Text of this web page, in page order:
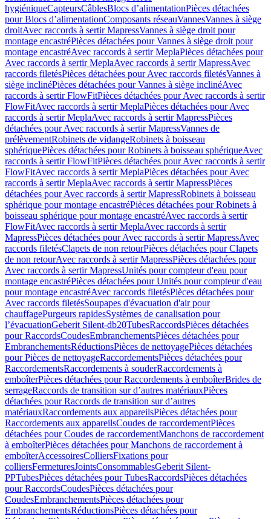
hygiéniqueCapteursCâblesBlocs d’alimentationPièces détachées
pour Blocs d’alimentationComposants réseauVannesVannes à siège
droitAvec raccords à sertir MapressVannes à siège droit pour
montage encastréPièces détachées pour Vannes à siège droit pour
montage encastréAvec raccords à sertir MeplaPièces détachées pour
Avec raccords à sertir MeplaAvec raccords à sertir MapressAvec
raccords filetésPièces détachées pour Avec raccords filetésVannes à
siège inclinéPièces détachées pour Vannes à siège inclinéAvec
raccords à sertir FlowFitPièces détachées pour Avec raccords à sertir
FlowFitAvec raccords à sertir MeplaPièces détachées pour Avec
raccords à sertir MeplaAvec raccords à sertir MapressPièces
détachées pour Avec raccords à sertir MapressVannes de
prélèvementRobinets de vidangeRobinets à boisseau
sphériquePièces détachées pour Robinets à boisseau sphériqueAvec
raccords à sertir FlowFitPièces détachées pour Avec raccords à sertir
FlowFitAvec raccords à sertir MeplaPièces détachées pour Avec
raccords à sertir MeplaAvec raccords à sertir MapressPièces
détachées pour Avec raccords à sertir MapressRobinets à boisseau
sphérique pour montage encastréPièces détachées pour Robinets à
boisseau sphérique pour montage encastréAvec raccords à sertir
FlowFitAvec raccords à sertir MeplaAvec raccords à sertir
MapressPièces détachées pour Avec raccords à sertir MapressAvec
raccords filetésClapets de non retourPièces détachées pour Clapets
de non retourAvec raccords à sertir MapressPièces détachées pour
Avec raccords à sertir MapressUnités pour compteur d'eau pour
montage encastréPièces détachées pour Unités pour compteur d'eau
pour montage encastréAvec raccords filetésPièces détachées pour
Avec raccords filetésSoupapes d'évacuation d'air pour
chauffagePurgeurs rapidesSystèmes de canalisation pour
l’évacuationGeberit Silent-db20TubesRaccordsPièces détachées
pour RaccordsCoudesEmbranchementsPièces détachées pour
EmbranchementsRéductionsPièces de nettoyagePièces détachées
pour Pièces de nettoyageRaccordementsPièces détachées pour
RaccordementsRaccordements à souderRaccordements à
emboîterPièces détachées pour Raccordements à emboîterBrides de
serrageRaccords de transition sur d’autres matériauxPièces
détachées pour Raccords de transition sur d’autres
matériauxRaccordements aux appareilsPièces détachées pour
Raccordements aux appareilsCoudes de raccordementPièces
détachées pour Coudes de raccordementManchons de raccordement
à emboîterPièces détachées pour Manchons de raccordement à
emboîterAccessoiresColliersFixations pour
colliersFermeturesJointsConsommablesGeberit Silent-
PPTubesPièces détachées pour TubesRaccordsPièces détachées
pour RaccordsCoudesPièces détachées pour
CoudesEmbranchementsPièces détachées pour
EmbranchementsRéductionsPièces détachées pour